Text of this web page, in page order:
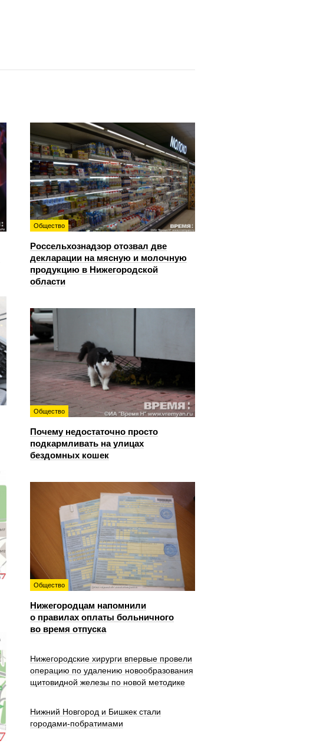
Общество
Россельхознадзор отозвал две
декларации на мясную и молочную
продукцию в Нижегородской
области
Общество
Почему недостаточно просто
подкармливать на улицах
бездомных кошек
Общество
Нижегородцам напомнили
о правилах оплаты больничного
во время отпуска
Нижегородские хирурги впервые провели
операцию по удалению новообразования
щитовидной железы по новой методике
Нижний Новгород и Бишкек стали
городами-побратимами